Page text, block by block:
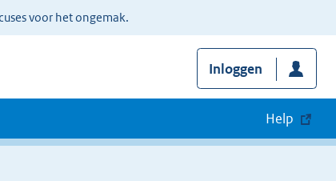
voor het ongemak.
Inloggen
Help